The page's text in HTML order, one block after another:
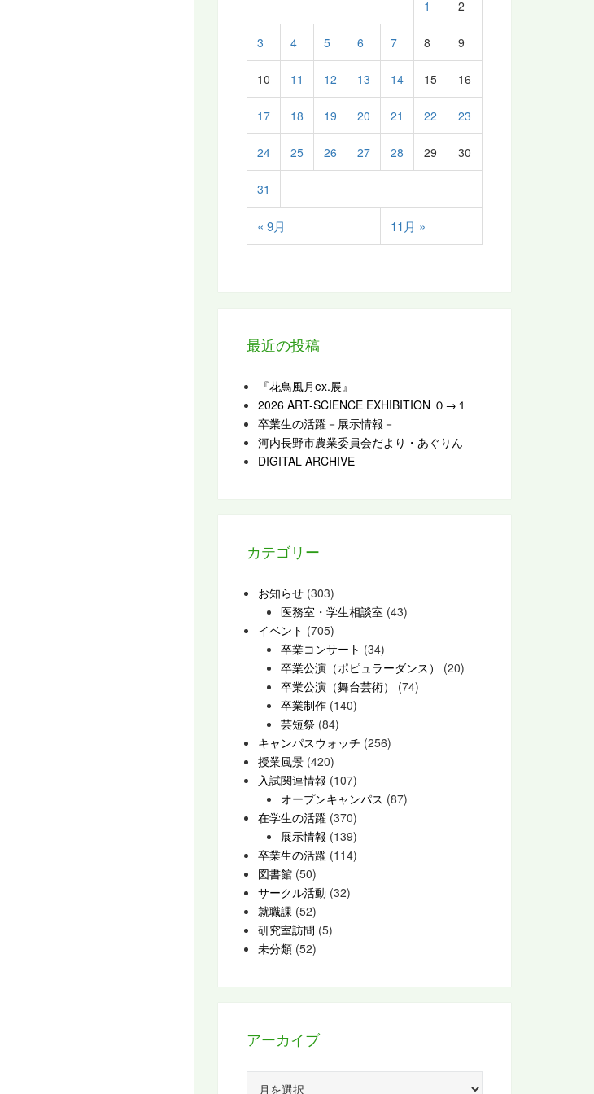
« 9月 11月 »
1 2
3 4 5 6 7 8 9
10 11 12 13 14 15 16
17 18 19 20 21 22 23
24 25 26 27 28 29 30
31
最近の投稿
『花鳥風月ex.展』
2026 ART-SCIENCE EXHIBITION ０→１
卒業生の活躍－展示情報－
河内長野市農業委員会だより・あぐりん
DIGITAL ARCHIVE
カテゴリー
お知らせ (303)
医務室・学生相談室 (43)
イベント (705)
卒業コンサート (34)
卒業公演（ポピュラーダンス）
(20)
卒業公演（舞台芸術）
(74)
卒業制作 (140)
芸短祭 (84)
キャンパスウォッチ (256)
授業風景 (420)
入試関連情報 (107)
オープンキャンパス (87)
在学生の活躍 (370)
展示情報 (139)
卒業生の活躍 (114)
図書館 (50)
サークル活動 (32)
就職課 (52)
研究室訪問 (5)
未分類 (52)
アーカイブ